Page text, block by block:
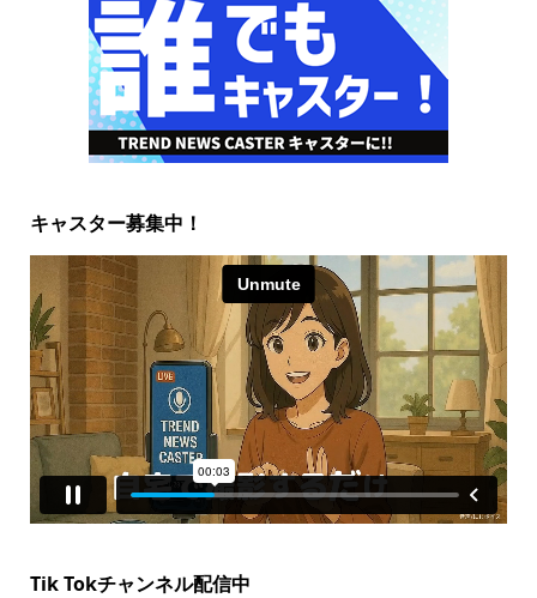
キャスター募集中！
Tik Tokチャンネル配信中